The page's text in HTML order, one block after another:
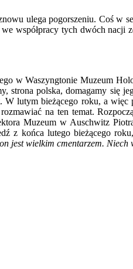
ulega pogorszeniu. Coś w
współpracy tych dwóch nacji
w Waszyngtonie Muzeum
strona polska, domagamy się
lutym bieżącego roku, a
na ten temat.
Muzeum w Auschwitz
z końca lutego bieżącego
jest wielkim cmentarzem.